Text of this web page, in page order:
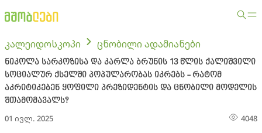
კალეიდოსკოპი ცნობილი ადამიანები
ნიკოლა სარკოზისა და კარლა ბრუნის 13 წლის ქალიშვილი
სოციალურ ქსელში პოპულარობას იკრებს - რატომ
აკრიტიკებენ ყოფილი პრეზიდენტის და ცნობილი მოდელის
შთამომავალს?
01 ივლ. 2025 4048